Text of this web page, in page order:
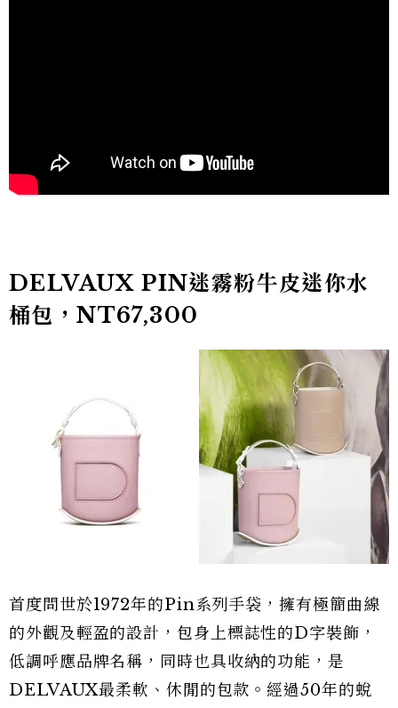
DELVAUX PIN迷霧粉牛皮迷你水
桶包，NT67,300
首度問世於1972年的Pin系列手袋，擁有極簡曲線
的外觀及輕盈的設計，包身上標誌性的D字裝飾，
低調呼應品牌名稱，同時也具收納的功能，是
DELVAUX最柔軟、休閒的包款。經過50年的蛻